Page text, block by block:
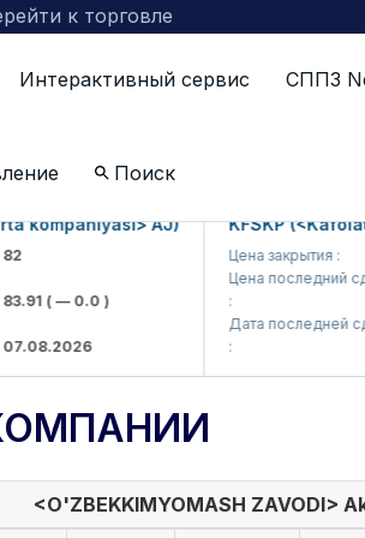
к торговле
Интерактивный сервис СППЗ
Поиск
AJ)
( — 0.0 )
KFSKP (<Kafolat
Цена закрытия :
Цена последний
Дата последней
<O'ZBEKKIMYOMASH ZAVODI>